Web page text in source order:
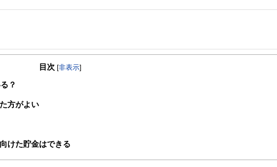
記事を、日々の暮らしにどのような影響を与えるかという視点で、お金の知識がない方でも理解でき
で、読者目線のコンテンツを追求しています。
ランナー、弁護士、税理士、宅地建物取引士、相続診断士、住宅ローンアドバイザー、DCプランナ
投資アナリスト、キャリアコンサルタントなど150名以上の有資格者を執筆者・監修者として迎
発信を実現しています。
提供するお金のコンシェルジュを目指します。
目次 [非表示]
？
方がよい
けた貯金はできる